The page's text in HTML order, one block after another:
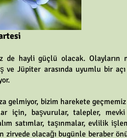
de hayli güçlü olacak.
Jüpiter arasında uyumlu bir
gelmiyor, bizim harekete
için, başvurular, talepler,
satımlar, taşınmalar, evlilik
olacağı bugünle beraber